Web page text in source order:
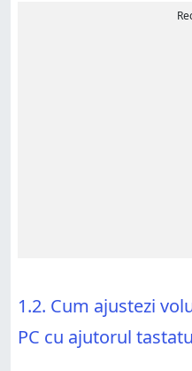
1.2. Cum ajustezi
PC cu ajutorul